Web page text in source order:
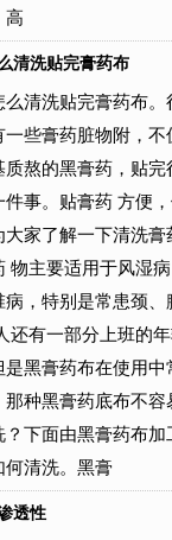
高
清洗贴完膏药布
清洗贴完膏药布
些膏药脏物附，不
熬的黑膏药，贴
事。贴膏药 方便
家了解一下清洗
物主要适用于风湿
，特别是常患颈
还有一部分上班的
黑膏药布在使用
种黑膏药底布不
下面由黑膏药布
何清洗。黑膏
透性